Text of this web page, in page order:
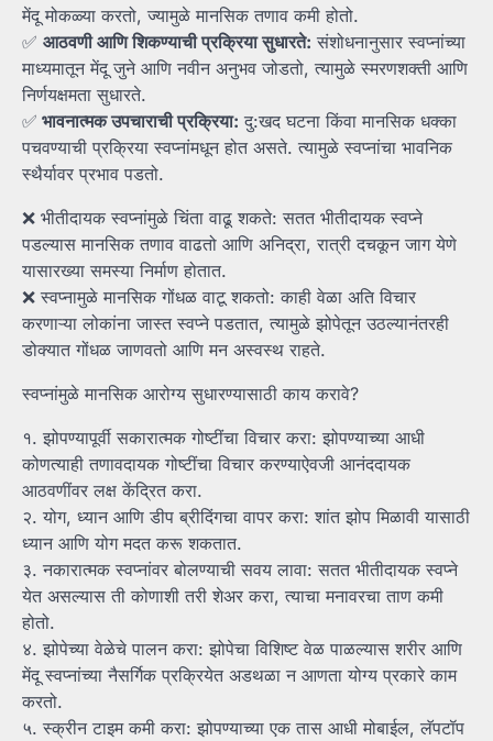
मेंदू मोकळ्या करतो, ज्यामुळे मानसिक तणाव कमी होतो.
✅ आठवणी आणि शिकण्याची प्रक्रिया सुधारते: संशोधनानुसार स्वप्नांच्या
माध्यमातून मेंदू जुने आणि नवीन अनुभव जोडतो, त्यामुळे स्मरणशक्ती आणि
निर्णयक्षमता सुधारते.
✅ भावनात्मक उपचाराची प्रक्रिया: दु:खद घटना किंवा मानसिक धक्का
पचवण्याची प्रक्रिया स्वप्नांमधून होत असते. त्यामुळे स्वप्नांचा भावनिक
स्थैर्यावर प्रभाव पडतो.
❌ भीतीदायक स्वप्नांमुळे चिंता वाढू शकते: सतत भीतीदायक स्वप्ने
पडल्यास मानसिक तणाव वाढतो आणि अनिद्रा, रात्री दचकून जाग येणे
यासारख्या समस्या निर्माण होतात.
❌ स्वप्नामुळे मानसिक गोंधळ वाटू शकतो: काही वेळा अति विचार
करणाऱ्या लोकांना जास्त स्वप्ने पडतात, त्यामुळे झोपेतून उठल्यानंतरही
डोक्यात गोंधळ जाणवतो आणि मन अस्वस्थ राहते.
स्वप्नांमुळे मानसिक आरोग्य सुधारण्यासाठी काय करावे?
१. झोपण्यापूर्वी सकारात्मक गोष्टींचा विचार करा: झोपण्याच्या आधी
कोणत्याही तणावदायक गोष्टींचा विचार करण्याऐवजी आनंददायक
आठवणींवर लक्ष केंद्रित करा.
२. योग, ध्यान आणि डीप ब्रीदिंगचा वापर करा: शांत झोप मिळावी यासाठी
ध्यान आणि योग मदत करू शकतात.
३. नकारात्मक स्वप्नांवर बोलण्याची सवय लावा: सतत भीतीदायक स्वप्ने
येत असल्यास ती कोणाशी तरी शेअर करा, त्याचा मनावरचा ताण कमी
होतो.
४. झोपेच्या वेळेचे पालन करा: झोपेचा विशिष्ट वेळ पाळल्यास शरीर आणि
मेंदू स्वप्नांच्या नैसर्गिक प्रक्रियेत अडथळा न आणता योग्य प्रकारे काम
करतो.
५. स्क्रीन टाइम कमी करा: झोपण्याच्या एक तास आधी मोबाईल, लॅपटॉप